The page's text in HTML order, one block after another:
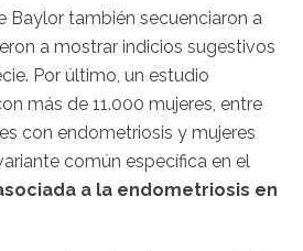
Baylor también secuenciaron a
a mostrar indicios sugestivos
Por último, un estudio
más de 11.000 mujeres, entre
con endometriosis y mujeres
común específica en el
a la endometriosis en